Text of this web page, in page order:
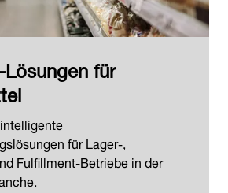
für
für Lager-,
Fulfillment-Betriebe in der